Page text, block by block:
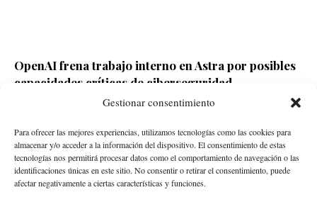
Gestionar consentimiento
Para ofrecer las mejores experiencias, utilizamos tecnologías como las cookies para
almacenar y/o acceder a la información del dispositivo. El consentimiento de estas
tecnologías nos permitirá procesar datos como el comportamiento de navegación o las
identificaciones únicas en este sitio. No consentir o retirar el consentimiento, puede
afectar negativamente a ciertas características y funciones.
OpenAI frena trabajo interno en Astra por posibles
capacidades críticas de ciberseguridad
Hace 2 días